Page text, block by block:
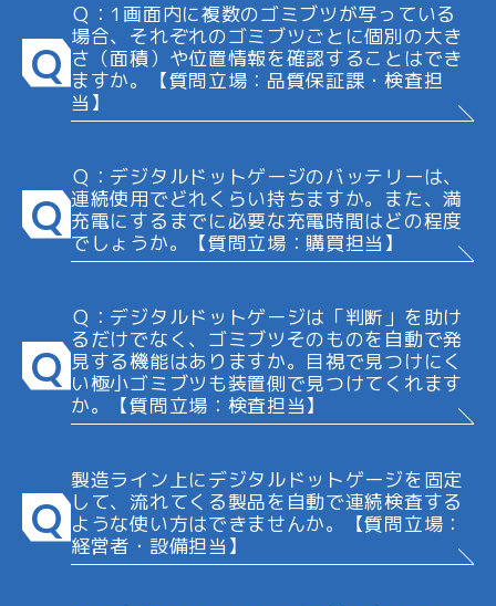
Q
Ｑ：1画面内に複数のゴミブツが写っている
場合、それぞれのゴミブツごとに個別の大き
さ（面積）や位置情報を確認することはでき
ますか。【質問立場：品質保証課・検査担
当】
Q
Ｑ：デジタルドットゲージのバッテリーは、
連続使用でどれくらい持ちますか。また、満
充電にするまでに必要な充電時間はどの程度
でしょうか。【質問立場：購買担当】
Q
Ｑ：デジタルドットゲージは「判断」を助け
るだけでなく、ゴミブツそのものを自動で発
見する機能はありますか。目視で見つけにく
い極小ゴミブツも装置側で見つけてくれます
か。【質問立場：検査担当】
Q
製造ライン上にデジタルドットゲージを固定
して、流れてくる製品を自動で連続検査する
ような使い方はできませんか。【質問立場：
経営者・設備担当】